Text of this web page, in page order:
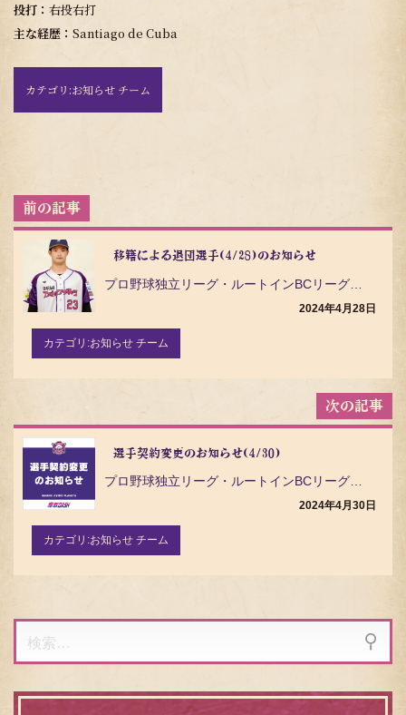
投打： 右投右打
主な経歴： Santiago de Cuba
カテゴリ:お知らせ チーム
投
稿
ー
シ
移籍による退団選手(4/28)のお知らせ
2024年4月28日
カテゴリ:お知らせ チーム
選手契約変更のお知らせ(4/30)
プロ野球独立リーグ・ルートインBCリーグ（Baseball Challenge League）の茨城…
2024年4月30日
カテゴリ:お知らせ チーム
索: